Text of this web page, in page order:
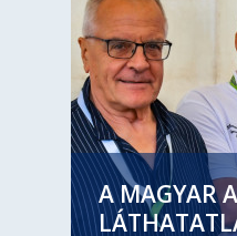
A MAGYAR